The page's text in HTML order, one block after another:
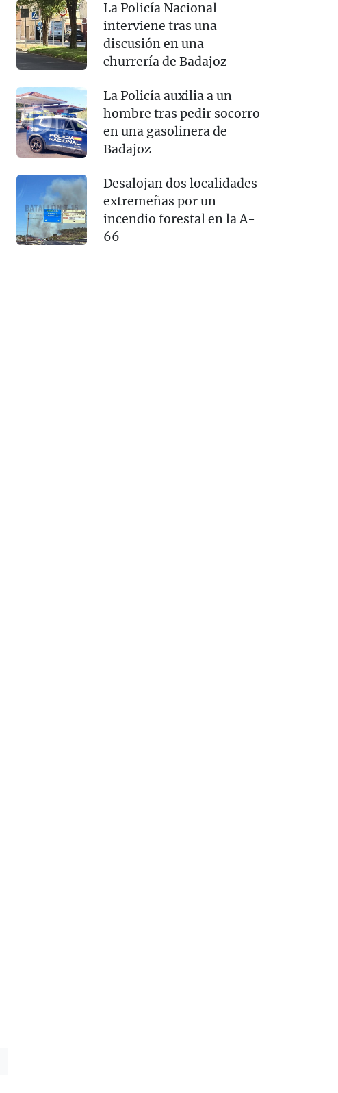
La Policía Nacional
interviene tras una
discusión en una
churrería de Badajoz
La Policía auxilia a un
hombre tras pedir socorro
en una gasolinera de
Badajoz
Desalojan dos localidades
extremeñas por un
incendio forestal en la A-
66